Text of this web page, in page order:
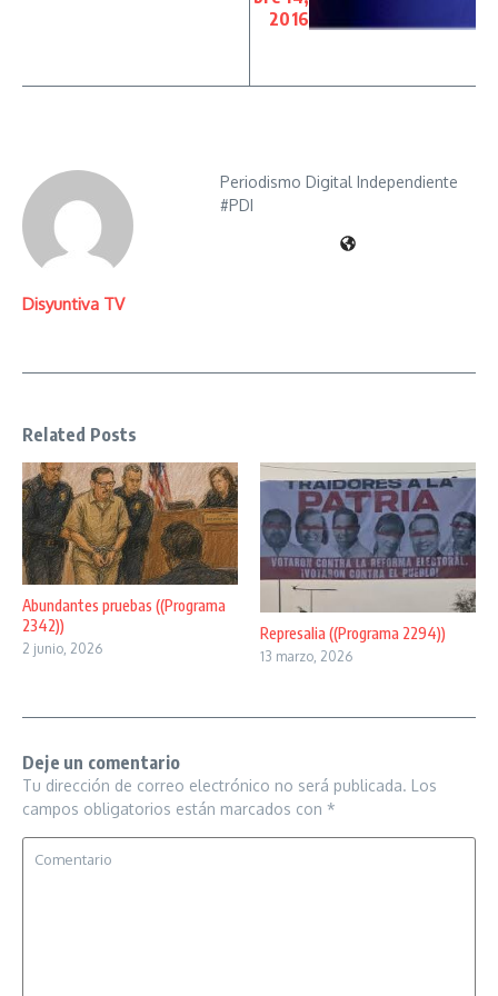
2016
Disyuntiva TV
Periodismo Digital Independiente
#PDI
Related Posts
Abundantes pruebas ((Programa
2342))
2 junio, 2026
Represalia ((Programa 2294))
13 marzo, 2026
Deje un comentario
Tu dirección de correo electrónico no será publicada. Los
campos obligatorios están marcados con *